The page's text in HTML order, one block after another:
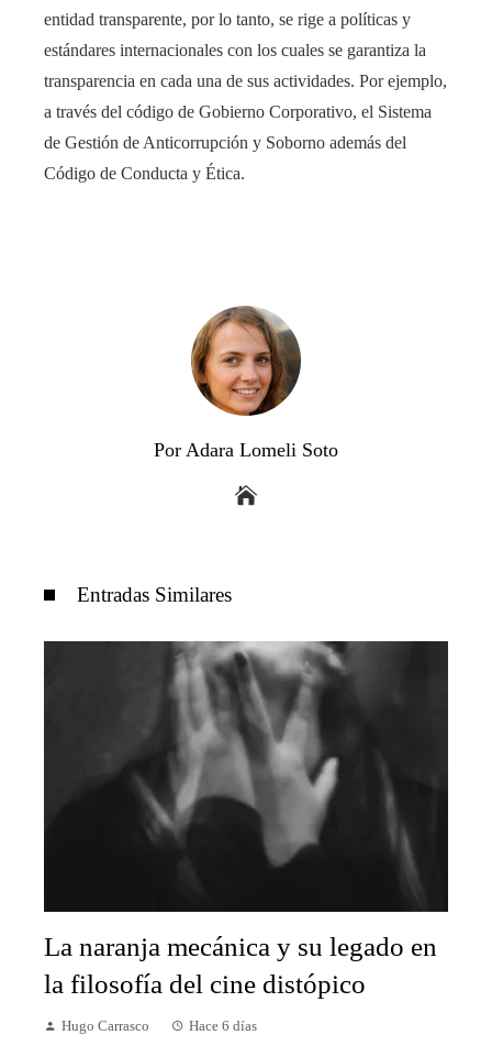
entidad transparente, por lo tanto, se rige a políticas y
estándares internacionales con los cuales se garantiza la
transparencia en cada una de sus actividades. Por ejemplo,
a través del código de Gobierno Corporativo, el Sistema
de Gestión de Anticorrupción y Soborno además del
Código de Conducta y Ética.
Por Adara Lomeli Soto
Entradas Similares
La naranja mecánica y su legado en
la filosofía del cine distópico
Hugo Carrasco Hace 6 días